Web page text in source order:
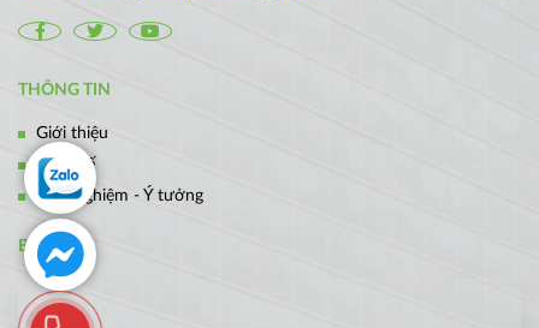
THÔNG TIN
Giới thiệu
Thiết kế
Kinh nghiệm - Ý tưởng
BẢN ĐỒ